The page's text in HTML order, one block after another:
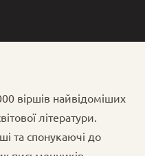
віршів найвідоміших
літератури.
та спонукаючі до